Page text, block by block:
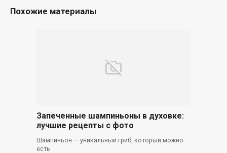
Похожие материалы
Запеченные шампиньоны в духовке:
лучшие рецепты с фото
Шампиньон — уникальный гриб, который можно
есть